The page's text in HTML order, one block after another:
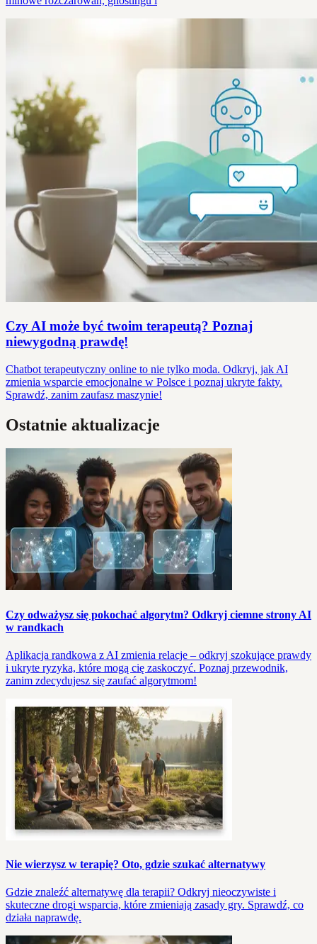
Czy AI może być twoim terapeutą? Poznaj
niewygodną prawdę!
Chatbot terapeutyczny online to nie tylko moda. Odkryj, jak AI
zmienia wsparcie emocjonalne w Polsce i poznaj ukryte fakty.
Sprawdź, zanim zaufasz maszynie!
Ostatnie aktualizacje
Czy odważysz się pokochać algorytm? Odkryj ciemne strony AI
w randkach
Aplikacja randkowa z AI zmienia relacje – odkryj szokujące prawdy
i ukryte ryzyka, które mogą cię zaskoczyć. Poznaj przewodnik,
zanim zdecydujesz się zaufać algorytmom!
Nie wierzysz w terapię? Oto, gdzie szukać alternatywy
Gdzie znaleźć alternatywę dla terapii? Odkryj nieoczywiste i
skuteczne drogi wsparcia, które zmieniają zasady gry. Sprawdź, co
działa naprawdę.